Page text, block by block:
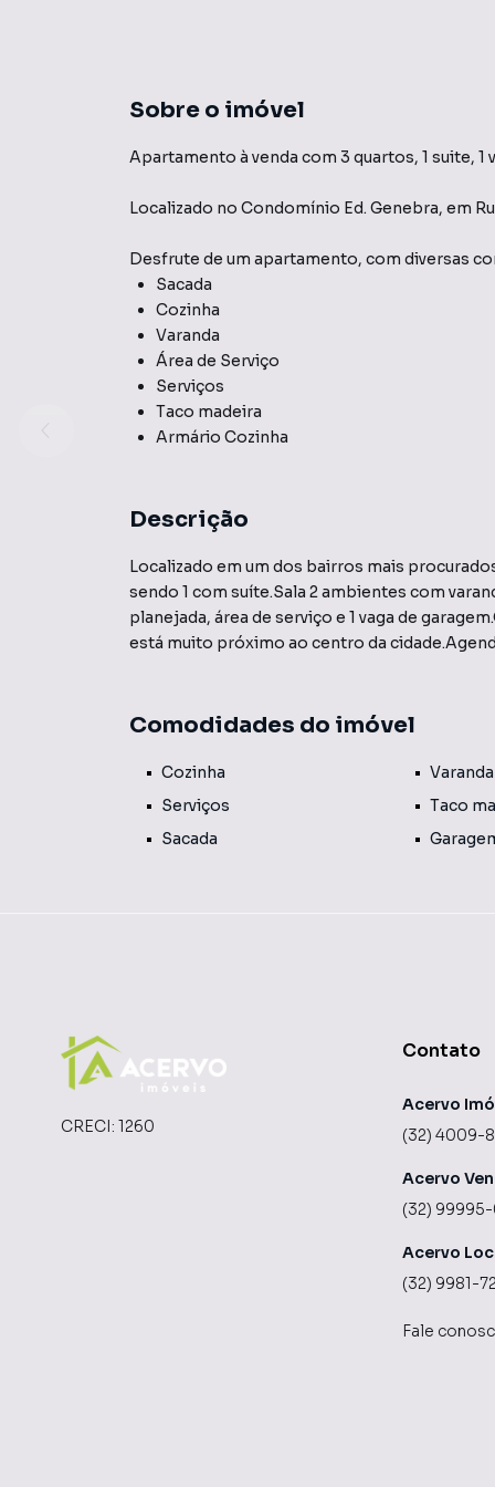
Sobre o imóvel
Apartamento à venda com 3 quartos, 1 suite, 1
Localizado no Condomínio Ed. Genebra, em
Desfrute de um apartamento, com diversas
Sacada
Cozinha
Varanda
Área de Serviço
Serviços
Taco madeira
Armário Cozinha
Descrição
Localizado em um dos bairros mais
sendo 1 com suíte.Sala 2 ambientes com
planejada, área de serviço e 1 vaga de
está muito próximo ao centro da
Comodidades do imóvel
Cozinha Varanda
Serviços
Taco
Sacada
CRECI: 1260
Contato
Acervo
(32) 4009-
Acervo
(32)
Acervo
(32) 9981-
Fale